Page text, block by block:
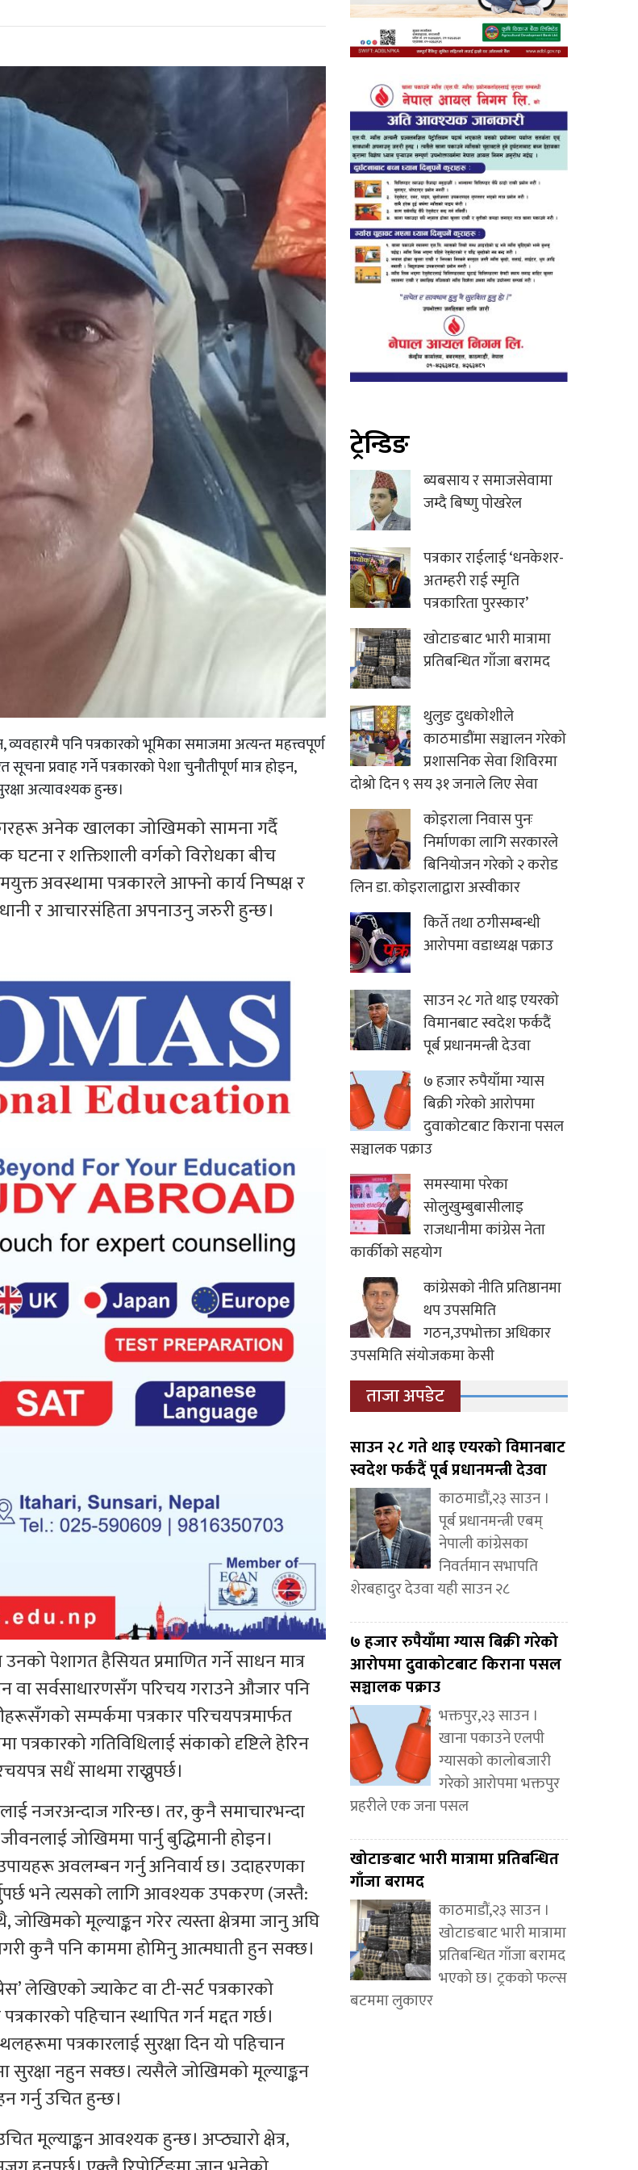
व्यवहारमै पनि पत्रकारको भूमिका समाजमा अत्यन्त महत्त्वपूर्ण
प्रवाह गर्ने पत्रकारको पेशा चुनौतीपूर्ण मात्र होइन,
अत्यावश्यक हुन्छ।
अनेक खालका जोखिमको सामना गर्दै
घटना र शक्तिशाली वर्गको विरोधका बीच
अवस्थामा पत्रकारले आफ्नो कार्य निष्पक्ष र
र आचारसंहिता अपनाउनु जरुरी हुन्छ।
पेशागत हैसियत प्रमाणित गर्ने साधन मात्र
वा सर्वसाधारणसँग परिचय गराउने औजार पनि
सम्पर्कमा पत्रकार परिचयपत्रमार्फत
पत्रकारको गतिविधिलाई संकाको दृष्टिले हेरिन
सधैं साथमा राख्नुपर्छ।
नजरअन्दाज गरिन्छ। तर, कुनै समाचारभन्दा
जोखिममा पार्नु बुद्धिमानी होइन।
अवलम्बन गर्नु अनिवार्य छ। उदाहरणका
भने त्यसको लागि आवश्यक उपकरण (जस्तै:
मूल्याङ्कन गरेर त्यस्ता क्षेत्रमा जानु अघि
कुनै पनि काममा होमिनु आत्मघाती हुन सक्छ।
लेखिएको ज्याकेट वा टी-सर्ट पत्रकारको
पहिचान स्थापित गर्न मद्दत गर्छ।
पत्रकारलाई सुरक्षा दिन यो पहिचान
नहुन सक्छ। त्यसैले जोखिमको मूल्याङ्कन
गर्नु उचित हुन्छ।
मूल्याङ्कन आवश्यक हुन्छ। अप्ठ्यारो क्षेत्र,
ट्रेन्डिङ
ब्यबसाय र समाजसेवामा
जम्दै बिष्णु पाेखरेल
पत्रकार राईलाई ‘धनकेशर-
अतम्हरी राई स्मृति
पत्रकारिता पुरस्कार’
खोटाङबाट भारी मात्रामा
प्रतिबन्धित गाँजा बरामद
थुलुङ दुधकोशीले
काठमाडौंमा सञ्चालन गरेको
प्रशासनिक सेवा शिविरमा
दोश्रो दिन ९ सय ३१ जनाले लिए सेवा
कोइराला निवास पुनः
निर्माणका लागि सरकारले
बिनियोजन गरेको २ करोड
लिन डा. कोइरालाद्वारा अस्वीकार
किर्ते तथा ठगीसम्बन्धी
आरोपमा वडाध्यक्ष पक्राउ
साउन २८ गते थाइ एयरको
विमानबाट स्वदेश फर्कदैं
पूर्ब प्रधानमन्त्री देउवा
७ हजार रुपैयाँमा ग्यास
बिक्री गरेको आरोपमा
दुवाकोटबाट किराना पसल
सञ्चालक पक्राउ
समस्यामा परेका
सोलुखुम्बुबासीलाइ
राजधानीमा कांग्रेस नेता
कार्कीको सहयोग
कांग्रेसको नीति प्रतिष्ठानमा
थप उपसमिति
गठन,उपभोक्ता अधिकार
उपसमिति संयोजकमा केसी
ताजा अपडेट
साउन २८ गते थाइ एयरको विमानबाट
स्वदेश फर्कदैं पूर्ब प्रधानमन्त्री देउवा
काठमाडौं,२३ साउन ।
पूर्ब प्रधानमन्त्री एबम्
नेपाली कांग्रेसका
निवर्तमान सभापति
शेरबहादुर देउवा यही साउन २८
७ हजार रुपैयाँमा ग्यास बिक्री गरेको
आरोपमा दुवाकोटबाट किराना पसल
सञ्चालक पक्राउ
भक्तपुर,२३ साउन ।
खाना पकाउने एलपी
ग्यासको कालोबजारी
गरेको आरोपमा भक्तपुर
प्रहरीले एक जना पसल
खोटाङबाट भारी मात्रामा प्रतिबन्धित
गाँजा बरामद
काठमाडौं,२३ साउन ।
खोटाङबाट भारी मात्रामा
प्रतिबन्धित गाँजा बरामद
भएको छ। ट्रकको फल्स
बटममा लुकाएर